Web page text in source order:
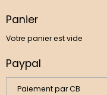
Panier
Votre panier est vide
Paypal
Paiement par CB